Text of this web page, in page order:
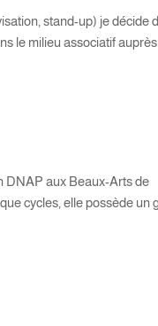
stand-up) je décide
le milieu associatif auprès
DNAP aux Beaux-Arts de
cycles, elle possède un